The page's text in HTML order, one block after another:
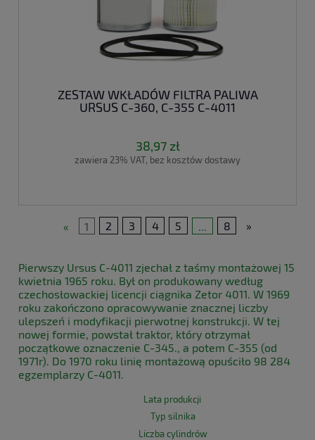
ZESTAW WKŁADÓW FILTRA PALIWA
URSUS C-360, C-355 C-4011
38,97 zł
zawiera 23% VAT, bez kosztów dostawy
« 1 2 3 4 5 8 »
Pierwszy Ursus C-4011 zjechał z taśmy montażowej 15
kwietnia 1965 roku. Był on produkowany według
czechosłowackiej licencji ciągnika Zetor 4011. W 1969
roku zakończono opracowywanie znacznej liczby
ulepszeń i modyfikacji pierwotnej konstrukcji. W tej
nowej formie, powstał traktor, który otrzymał
początkowe oznaczenie C-345., a potem C-355 (od
1971r). Do 1970 roku linię montażową opuściło 98 284
egzemplarzy C-4011.
Lata produkcji
Typ silnika
Liczba cylindrów